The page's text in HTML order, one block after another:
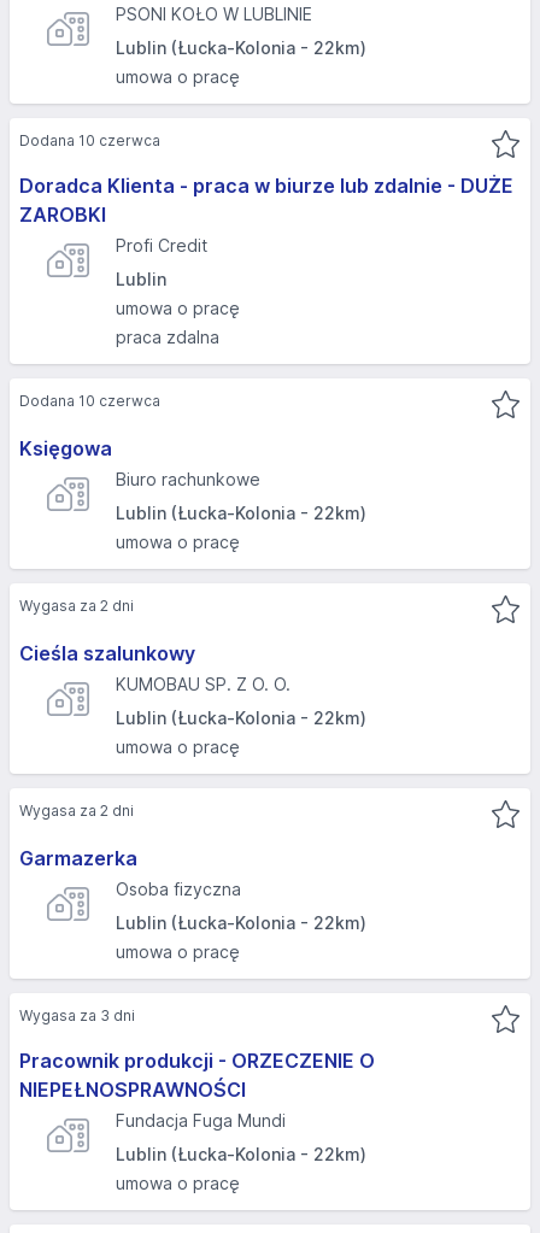
PSONI KOŁO W LUBLINIE
Lublin (Łucka-Kolonia - 22km)
umowa o pracę
Doradca Klienta - praca w biurze lub zdalnie - DUŻE
ZAROBKI
Profi Credit
Lublin
umowa o pracę
praca zdalna
Dodana 10 czerwca
Księgowa
Biuro rachunkowe
Lublin (Łucka-Kolonia - 22km)
umowa o pracę
Dodana 10 czerwca
Cieśla szalunkowy
KUMOBAU SP. Z O. O.
Lublin (Łucka-Kolonia - 22km)
umowa o pracę
Wygasa za 2 dni
Garmazerka
Osoba fizyczna
Lublin (Łucka-Kolonia - 22km)
umowa o pracę
Wygasa za 2 dni
Pracownik produkcji - ORZECZENIE O
NIEPEŁNOSPRAWNOŚCI
Fundacja Fuga Mundi
Lublin (Łucka-Kolonia - 22km)
umowa o pracę
Wygasa za 3 dni